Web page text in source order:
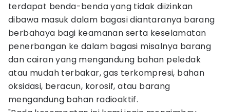
terdapat benda-benda yang tidak diizinkan
dibawa masuk dalam bagasi diantaranya barang
berbahaya bagi keamanan serta keselamatan
penerbangan ke dalam bagasi misalnya barang
dan cairan yang mengandung bahan peledak
atau mudah terbakar, gas terkompresi, bahan
oksidasi, beracun, korosif, atau barang
mengandung bahan radioaktif.